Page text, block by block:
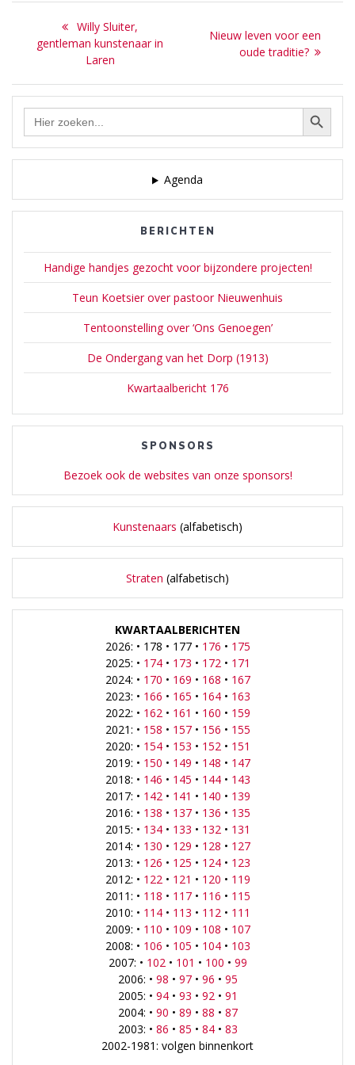
Bericht
navigatie
Previous
post:
Willy Sluiter,
gentleman kunstenaar in
Laren
Next
Nieuw leven voor een
oude traditie?
Zoek Zoekknop
Agenda
BERICHTEN
Handige handjes gezocht voor bijzondere projecten!
Teun Koetsier over pastoor Nieuwenhuis
Tentoonstelling over ‘Ons Genoegen’
De Ondergang van het Dorp (1913)
Kwartaalbericht 176
SPONSORS
Bezoek ook de websites van onze sponsors!
Kunstenaars (alfabetisch)
Straten (alfabetisch)
KWARTAALBERICHTEN
2026: • 178 • 177 • 176 • 175
2025: • 174• 173 • 172• 171
2024: • 170 • 169 • 168 • 167
2023: • 166 • 165 • 164• 163
2022: • 162• 161 • 160 • 159
2021: • 158 • 157• 156 • 155
2020: • 154• 153 • 152• 151
2019: • 150 • 149 • 148 • 147
2018: • 146 • 145 • 144• 143
2017: • 142• 141 • 140 • 139
2016: • 138 • 137• 136 • 135
2015: • 134• 133 • 132• 131
2014: • 130 • 129 • 128 • 127
2013: • 126 • 125 • 124• 123
2012: • 122• 121 • 120 • 119
2011: • 118 • 117• 116 • 115
2010: • 114• 113 • 112• 111
2009: • 110 • 109 • 108 • 107
2008: • 106 • 105 • 104• 103
2007: • 102• 101 • 100 • 99
2006: • 98 • 97• 96 • 95
2005: • 94• 93 • 92• 91
2004: • 90 • 89 • 88 • 87
2003: • 86 • 85 • 84• 83
2002-1981: volgen binnenkort